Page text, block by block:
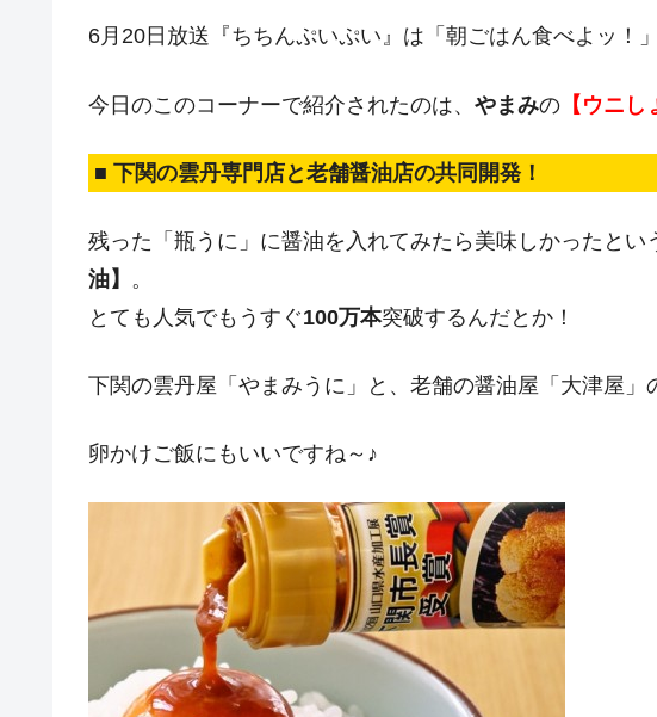
6月20日放送『ちちんぷいぷい』は「朝ごはん食べよッ！
今日のこのコーナーで紹介されたのは、 やまみの 【ウニし
■ 下関の雲丹専門店と老舗醤油店の共同開発！
残った「瓶うに」に醤油を入れてみたら美味しかったとい
油】 。
とても人気でもうすぐ100万本突破するんだとか！
下関の雲丹屋「やまみうに」と、老舗の醤油屋「大津屋」
卵かけご飯にもいいですね～♪